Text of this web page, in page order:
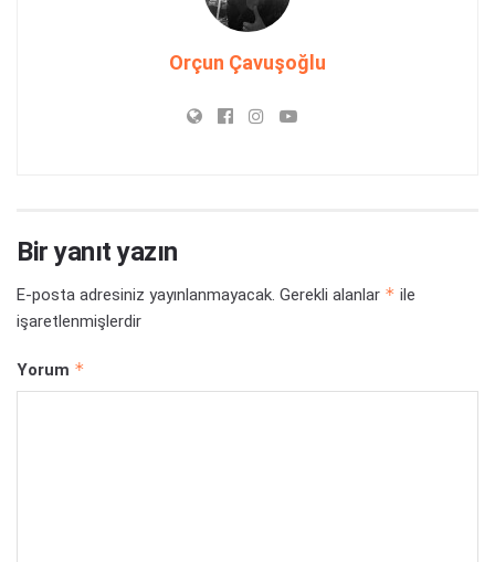
Orçun Çavuşoğlu
Bir yanıt yazın
E-posta adresiniz yayınlanmayacak. Gerekli alanlar * ile
işaretlenmişlerdir
Yorum *